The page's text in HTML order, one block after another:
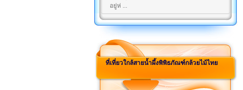
อยู่ห่ ...
ที่เที่ยวใกล้สายน้ำผึ้งพิพิธภัณฑ์กล้วยไม้ไทย